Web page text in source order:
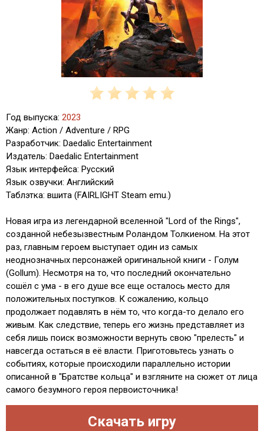
Год выпуска: 2023
Жанр: Action / Adventure / RPG
Разработчик: Daedalic Entertainment
Издатель: Daedalic Entertainment
Язык интерфейса: Русский
Язык озвучки: Английский
Таблэтка: вшита (FAIRLIGHT Steam emu.)
Новая игра из легендарной вселенной "Lord of the Rings",
созданной небезызвестным Роландом Толкиеном. На этот
раз, главным героем выступает один из самых
неоднозначных персонажей оригинальной книги - Голум
(Gollum). Несмотря на то, что последний окончательно
сошёл с ума - в его душе все еще осталось место для
положительных поступков. К сожалению, кольцо
продолжает подавлять в нём то, что когда-то делало его
живым. Как следствие, теперь его жизнь представляет из
себя лишь поиск возможности вернуть свою "прелесть" и
навсегда остаться в её власти. Приготовьтесь узнать о
событиях, которые происходили параллельно истории
описанной в "Братстве кольца" и взгляните на сюжет от лица
самого безумного героя первоисточника!
Скачать игру